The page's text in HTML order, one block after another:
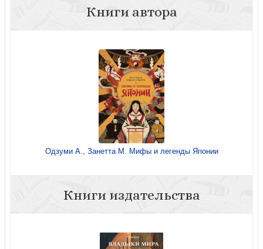
Книги автора
Одзуми А., Занетта М. Мифы и легенды Японии
Книги издательства